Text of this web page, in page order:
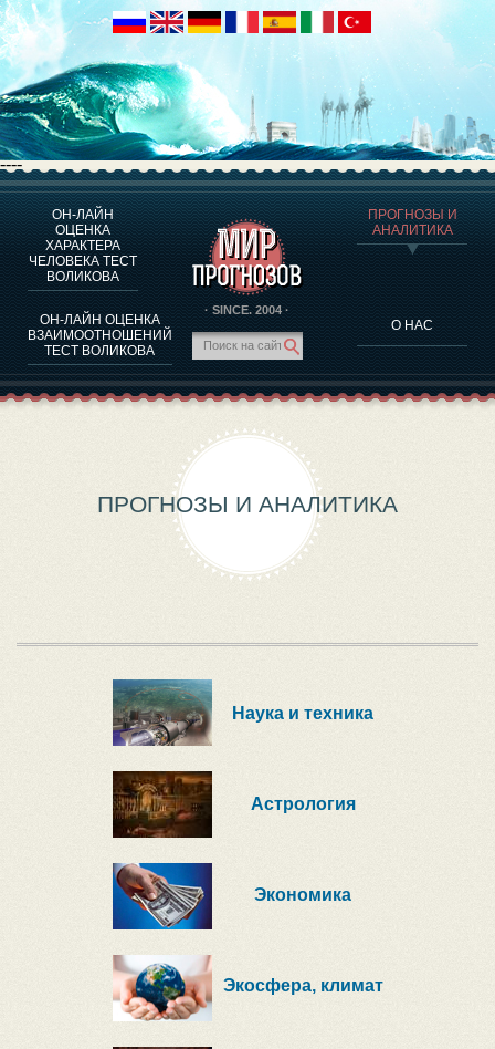
----
ОН-ЛАЙН
ОЦЕНКА
ХАРАКТЕРА
ЧЕЛОВЕКА ТЕСТ
ВОЛИКОВА
ОН-ЛАЙН ОЦЕНКА
ВЗАИМООТНОШЕНИЙ
ТЕСТ ВОЛИКОВА
· SINCE. 2004 ·
ПРОГНОЗЫ И
АНАЛИТИКА
О НАС
О ПРОГРАММЕ
ОЦЕНКА ХАРАКТЕРA ЧЕЛОВЕКА
ОЦЕНКА ХАРАКТЕРА ВЫДАЮЩИХСЯ ЛИЧНОСТЕЙ
О ПРОГРАММЕ
ТЕСТ НА СОВМЕСТИМОСТЬ ВОЛИКОВА
ПРОГНОЗЫ И АНАЛИТИКА
ПРОГНОЗЫ И АНАЛИТИКА
Наука и техника
Астрология
Экономика
Экосфера, климат